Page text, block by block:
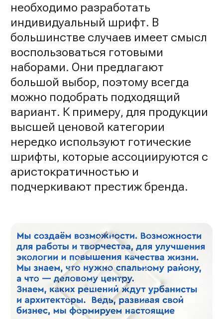
необходимо разработать
индивидуальный шрифт. В
большинстве случаев имеет смысл
воспользоваться готовыми
наборами. Они предлагают
большой выбор, поэтому всегда
можно подобрать подходящий
вариант. К примеру, для продукции
высшей ценовой категории
нередко используют готические
шрифты, которые ассоциируются с
аристократичностью и
подчеркивают престиж бренда.